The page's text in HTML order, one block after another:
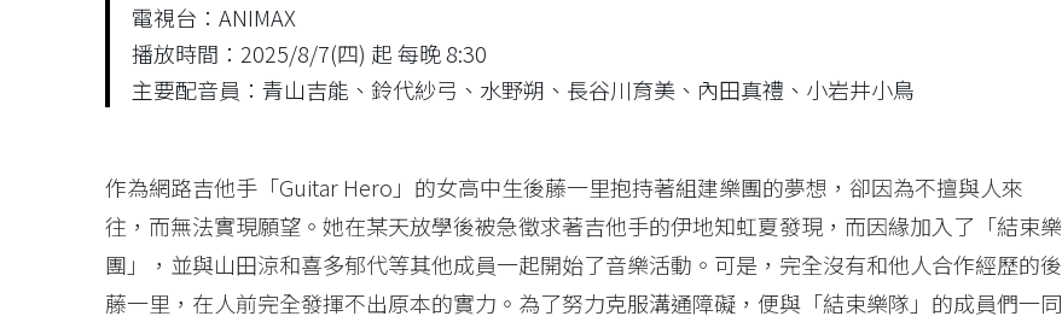
電視台：ANIMAX
播放時間：2025/8/7(四) 起 每晚 8:30
主要配音員：青山吉能、鈴代紗弓、水野朔、長谷川育美、內田真禮、小岩井小鳥
作為網路吉他手「Guitar Hero」的女高中生後藤一里抱持著組建樂團的夢想，卻因為不擅與人來
往，而無法實現願望。她在某天放學後被急徵求著吉他手的伊地知虹夏發現，而因緣加入了「結束樂
團」，並與山田涼和喜多郁代等其他成員一起開始了音樂活動。可是，完全沒有和他人合作經歷的後
藤一里，在人前完全發揮不出原本的實力。為了努力克服溝通障礙，便與「結束樂隊」的成員們一同